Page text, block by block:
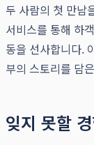
두 사람의 첫 만남
서비스를 통해 하
동을 선사합니다.
부의 스토리를 담
잊지 못할